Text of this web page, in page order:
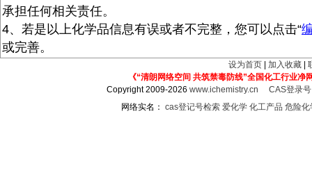
承担任何相关责任。
4、若是以上化学品信息有误或者不完整，您可以点击“
或完善。
设为首页 加入收藏
《“清朗网络空间 共筑禁毒防线”全国化工行业净
Copyright 2009-2026www.ichemistry.cn
CAS登录
网络实名： cas登记号检索 爱化学 化工产品 危险化